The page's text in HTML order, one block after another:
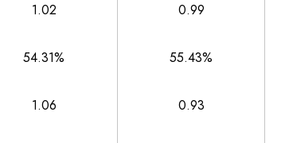
1.02 0.99
54.31% 55.43%
1.06 0.93